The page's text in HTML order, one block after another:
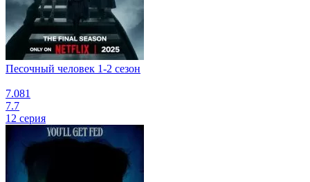
Песочный человек 1-2 сезон
7.081
7.7
12 серия